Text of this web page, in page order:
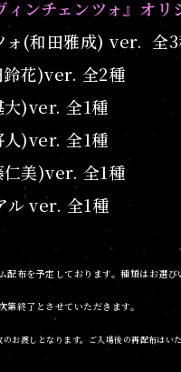
ィンチェンツォ』オリ
ォ(和田雅成) ver. 全
鈴花)ver. 全2種
大)ver. 全1種
人)ver. 全1種
仁美)ver. 全1種
ル ver. 全1種
布を予定しております。種類はお選
終了とさせていただきます。
お渡しとなります。ご入場後の再配布はい